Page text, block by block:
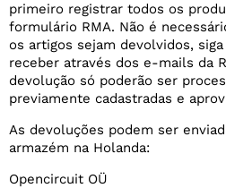
primeiro registrar todos os
formulário RMA. Não é
os artigos sejam devolvidos,
receber através dos e-mails da
devolução só poderão ser
previamente cadastradas e
As devoluções podem ser
armazém na Holanda:
Opencircuit OÜ